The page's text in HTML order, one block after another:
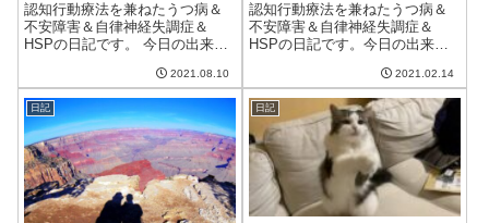
認知行動療法を兼ねたうつ病＆
不安障害＆自律神経失調症＆
HSPの日記です。 今日の出来事
日。庭のユッカの鉢が倒れて、
花壇の花がつぶされてしまっ
た。せっかくカンナの花が咲い
たところだったのに。それにし
てもこのカンナ、毎...
2021.08.10
認知行動療法を兼ねたうつ病＆
不安障害＆自律神経失調症＆
HSPの日記です。今日の出来事
気。17度くらいまで気温が上が
ったらしい。明日も同じような
天気らしいのでうれしい。庭の
植物たちが春が来たと勘違いし
ないかが心配だけ...
2021.02.14
日記 日記